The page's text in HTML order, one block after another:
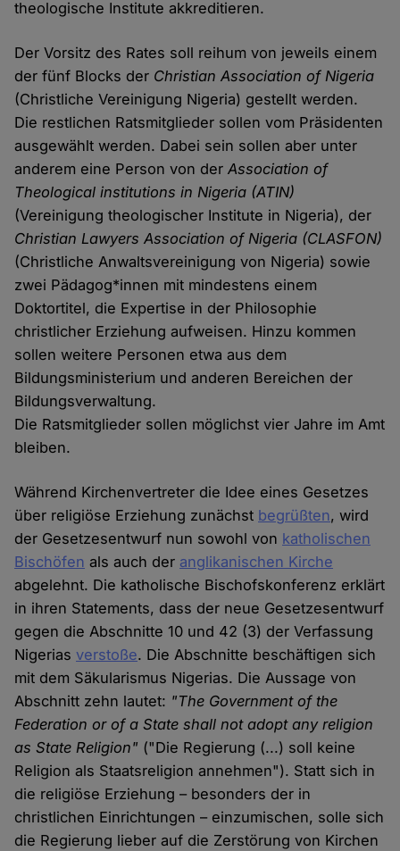
theologische Institute akkreditieren.
Der Vorsitz des Rates soll reihum von jeweils einem
der fünf Blocks der Christian Association of Nigeria
(Christliche Vereinigung Nigeria) gestellt werden.
Die restlichen Ratsmitglieder sollen vom Präsidenten
ausgewählt werden. Dabei sein sollen aber unter
anderem eine Person von derAssociation of
Theological institutions in Nigeria (ATIN)
(Vereinigung theologischer Institute in Nigeria), der
Christian Lawyers Association of Nigeria (CLASFON)
(Christliche Anwaltsvereinigung von Nigeria) sowie
zwei Pädagog*innen mit mindestens einem
Doktortitel, die Expertise in der Philosophie
christlicher Erziehung aufweisen. Hinzu kommen
sollen weitere Personen etwa aus dem
Bildungsministerium und anderen Bereichen der
Bildungsverwaltung.
Die Ratsmitglieder sollen möglichst vier Jahre im Amt
bleiben.
Während Kirchenvertreter die Idee eines Gesetzes
über religiöse Erziehung zunächst begrüßten, wird
der Gesetzesentwurf nun sowohl von katholischen
Bischöfen als auch der anglikanischen Kirche
abgelehnt. Die katholische Bischofskonferenz erklärt
in ihren Statements, dass der neue Gesetzesentwurf
gegen die Abschnitte 10 und 42 (3) der Verfassung
Nigeriasverstoße. Die Abschnitte beschäftigen sich
mit dem Säkularismus Nigerias. Die Aussage von
Abschnitt zehn lautet: "The Government of the
Federation or of a State shall not adopt any religion
as State Religion" ("Die Regierung (...) soll keine
Religion als Staatsreligion annehmen"). Statt sich in
die religiöse Erziehung – besonders der in
christlichen Einrichtungen – einzumischen, solle sich
die Regierung lieber auf die Zerstörung von Kirchen